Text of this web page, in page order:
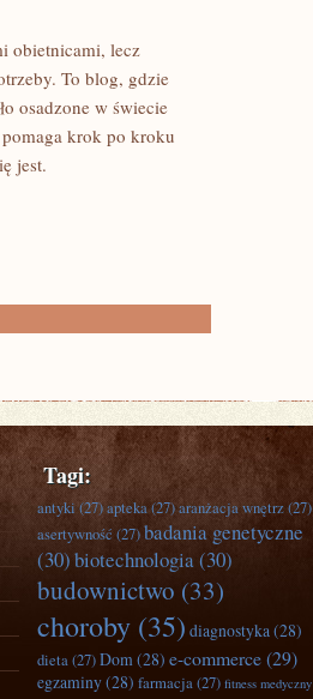
obietnicami, lecz
To blog, gdzie
osadzone w świecie
krok po kroku
jest.
Tagi:
antyki(27)apteka(27)aranżacja wnętrz(27)
asertywność (27)badania genetyczne
(30)biotechnologia(30)
budownictwo (33)
choroby (35) diagnostyka(28)
dieta(27)Dom(28) e-commerce(29)
egzaminy(28) farmacja(27) fitness medyczny